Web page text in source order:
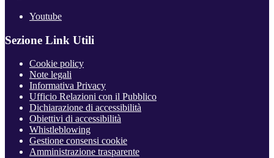
Youtube
Sezione Link Utili
Cookie policy
Note legali
Informativa Privacy
Ufficio Relazioni con il Pubblico
Dichiarazione di accessibilità
Obiettivi di accessibilità
Whistleblowing
Gestione consensi cookie
Amministrazione trasparente